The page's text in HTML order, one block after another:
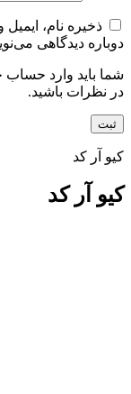
ذخیره نام،
دوباره دیدگاهی
شما باید وارد حساب
در نظرات باشید.
کیو آر کد
کیو آر کد